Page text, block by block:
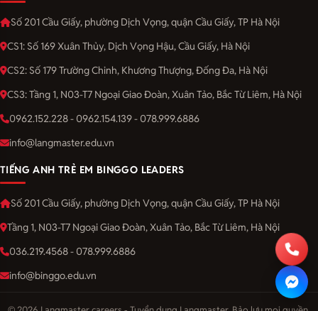
Số 201 Cầu Giấy, phường Dịch Vọng, quận Cầu Giấy, TP Hà Nội
CS1: Số 169 Xuân Thủy, Dịch Vọng Hậu, Cầu Giấy, Hà Nội
CS2: Số 179 Trường Chinh, Khương Thượng, Đống Đa, Hà Nội
CS3: Tầng 1, N03-T7 Ngoại Giao Đoàn, Xuân Tảo, Bắc Từ Liêm, Hà Nội
0962.152.228 - 0962.154.139 - 078.999.6886
info@langmaster.edu.vn
TIẾNG ANH TRẺ EM BINGGO LEADERS
Số 201 Cầu Giấy, phường Dịch Vọng, quận Cầu Giấy, TP Hà Nội
Tầng 1, N03-T7 Ngoại Giao Đoàn, Xuân Tảo, Bắc Từ Liêm, Hà Nội
036.219.4568 - 078.999.6886
info@binggo.edu.vn